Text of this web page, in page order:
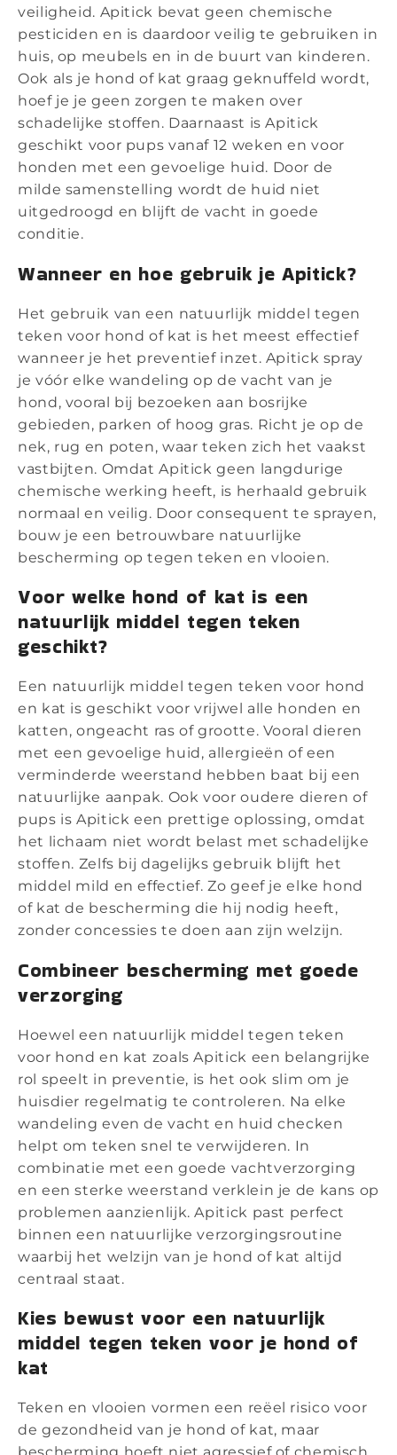
veiligheid. Apitick bevat geen chemische
pesticiden en is daardoor veilig te gebruiken in
huis, op meubels en in de buurt van kinderen.
Ook als je hond of kat graag geknuffeld wordt,
hoef je je geen zorgen te maken over
schadelijke stoffen. Daarnaast is Apitick
geschikt voor pups vanaf 12 weken en voor
honden met een gevoelige huid. Door de
milde samenstelling wordt de huid niet
uitgedroogd en blijft de vacht in goede
conditie.
Wanneer en hoe gebruik je Apitick?
Het gebruik van een natuurlijk middel tegen
teken voor hond of kat is het meest effectief
wanneer je het preventief inzet. Apitick spray
je vóór elke wandeling op de vacht van je
hond, vooral bij bezoeken aan bosrijke
gebieden, parken of hoog gras. Richt je op de
nek, rug en poten, waar teken zich het vaakst
vastbijten. Omdat Apitick geen langdurige
chemische werking heeft, is herhaald gebruik
normaal en veilig. Door consequent te sprayen,
bouw je een betrouwbare natuurlijke
bescherming op tegen teken en vlooien.
Voor welke hond of kat is een
natuurlijk middel tegen teken
geschikt?
Een natuurlijk middel tegen teken voor hond
en kat is geschikt voor vrijwel alle honden en
katten, ongeacht ras of grootte. Vooral dieren
met een gevoelige huid, allergieën of een
verminderde weerstand hebben baat bij een
natuurlijke aanpak. Ook voor oudere dieren of
pups is Apitick een prettige oplossing, omdat
het lichaam niet wordt belast met schadelijke
stoffen. Zelfs bij dagelijks gebruik blijft het
middel mild en effectief. Zo geef je elke hond
of kat de bescherming die hij nodig heeft,
zonder concessies te doen aan zijn welzijn.
Combineer bescherming met goede
verzorging
Hoewel een natuurlijk middel tegen teken
voor hond en kat zoals Apitick een belangrijke
rol speelt in preventie, is het ook slim om je
huisdier regelmatig te controleren. Na elke
wandeling even de vacht en huid checken
helpt om teken snel te verwijderen. In
combinatie met een goede vachtverzorging
en een sterke weerstand verklein je de kans op
problemen aanzienlijk. Apitick past perfect
binnen een natuurlijke verzorgingsroutine
waarbij het welzijn van je hond of kat altijd
centraal staat.
Kies bewust voor een natuurlijk
middel tegen teken voor je hond of
kat
Teken en vlooien vormen een reëel risico voor
de gezondheid van je hond of kat, maar